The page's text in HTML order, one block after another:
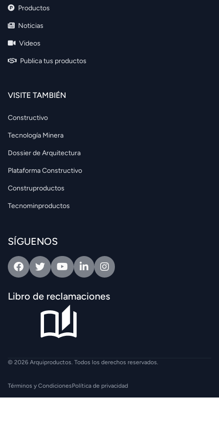
Productos
Noticias
Videos
Publica tus productos
VISITE TAMBIÉN
Constructivo
Tecnología Minera
Dossier de Arquitectura
Plataforma Constructivo
Construproductos
Tecnominproductos
SÍGUENOS
FacebookTwitterYoutubeLinkedinIntagram
Libro de reclamaciones
© 2026 Arquiproductos. Todos los derechos reservados.
Términos y CondicionesPolítica de privacidad